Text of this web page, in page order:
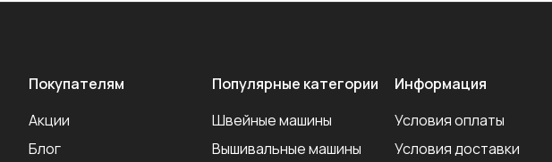
Покупателям
Акции
Блог
Популярные категории
Швейные машины
Вышивальные машины
Информация
Условия оплаты
Условия доставки